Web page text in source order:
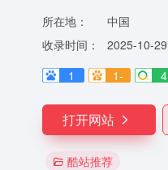
所在地：
中国
收录时间：
2025-10-29
1
1- 4
打开网站
酷站推荐